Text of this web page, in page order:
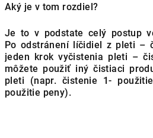
Aký je v tom rozdiel?
Je to v podstate celý postup
Po odstránení líčidiel z pleti –
jeden krok vyčistenia pleti –
môžete použiť iný čistiaci
pleti (napr. čistenie 1-
použitie peny).